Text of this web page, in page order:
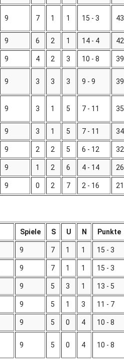
9 7 1 1 15 - 3
9 6 2 1 14 - 4
9 4 2 3 10 - 8
9 3 3 3 9 - 9
9 3 1 5 7 - 11
9 3 1 5 7 - 11
9 2 2 5 6 - 12
9 1 2 6 4 - 14
9 0 2 7 2 - 16
Spiele S U N Punkte
9 7 1 1 15 - 3
9 7 1 1 15 - 3
9 5 3 1 13 - 5
9 5 1 3 11 - 7
9 5 0 4 10 - 8
9 5 0 4 10 - 8